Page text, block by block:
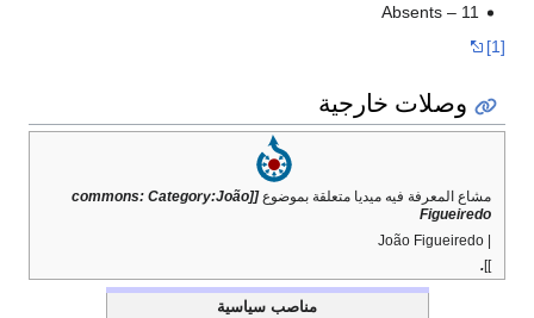
Absents – 11
[1]
وصلات خارجية
مشاع المعرفة فيه ميديا متعلقة بموضوع [[commons: Category:João
Figueiredo
| João Figueiredo
]]
.
مناصب سياسية